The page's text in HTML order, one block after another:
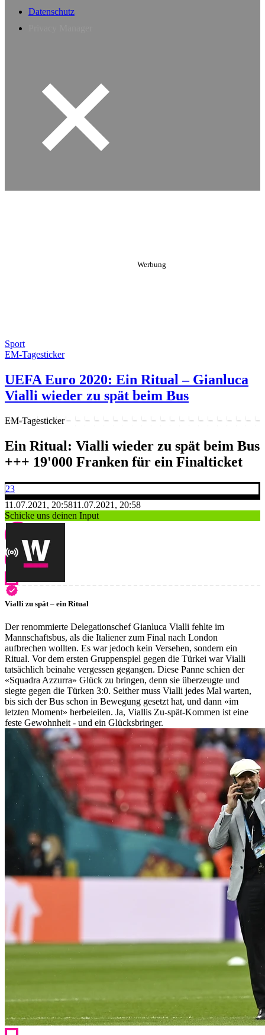
Datenschutz
Sport
EM-Tagesticker
UEFA Euro 2020: Ein Ritual – Gianluca
Vialli wieder zu spät beim Bus
EM-Tagesticker
Ein Ritual: Vialli wieder zu spät beim Bus
+++ 19'000 Franken für ein Finalticket
23
11.07.2021, 20:5811.07.2021, 20:58
Schicke uns deinen Input
Vialli zu spät – ein Ritual
Der renommierte Delegationschef Gianluca Vialli fehlte im
Mannschaftsbus, als die Italiener zum Final nach London
aufbrechen wollten. Es war jedoch kein Versehen, sondern ein
Ritual. Vor dem ersten Gruppenspiel gegen die Türkei war Vialli
tatsächlich beinahe vergessen gegangen. Diese Panne schien der
«Squadra Azzurra» Glück zu bringen, denn sie überzeugte und
siegte gegen die Türken 3:0. Seither muss Vialli jedes Mal warten,
bis sich der Bus schon in Bewegung gesetzt hat, und dann «im
letzten Moment» herbeieilen. Ja, Viallis Zu-spät-Kommen ist eine
feste Gewohnheit - und ein Glücksbringer.